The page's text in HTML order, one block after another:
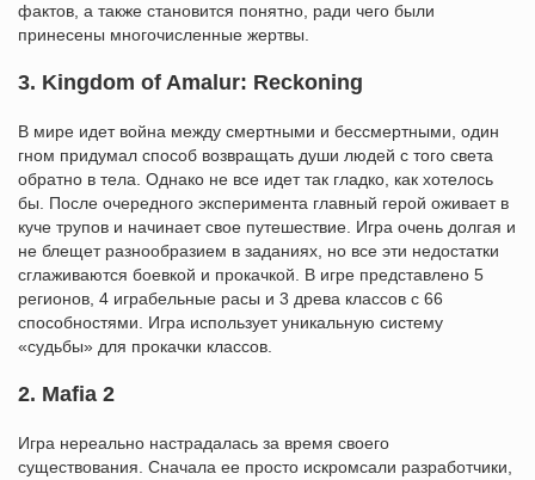
фактов, а также становится понятно, ради чего были
принесены многочисленные жертвы.
3. Kingdom of Amalur: Reckoning
В мире идет война между смертными и бессмертными, один
гном придумал способ возвращать души людей с того света
обратно в тела. Однако не все идет так гладко, как хотелось
бы. После очередного эксперимента главный герой оживает в
куче трупов и начинает свое путешествие. Игра очень долгая и
не блещет разнообразием в заданиях, но все эти недостатки
сглаживаются боевкой и прокачкой. В игре представлено 5
регионов, 4 играбельные расы и 3 древа классов с 66
способностями. Игра использует уникальную систему
«судьбы» для прокачки классов.
2. Mafia 2
Игра нереально настрадалась за время своего
существования. Сначала ее просто искромсали разработчики,